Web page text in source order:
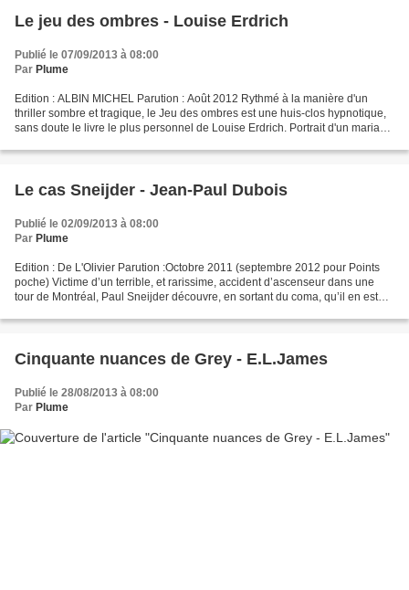
Le jeu des ombres - Louise Erdrich
Publié le 07/09/2013 à 08:00
Par Plume
Edition : ALBIN MICHEL Parution : Août 2012 Rythmé à la manière d'un
thriller sombre et tragique, le Jeu des ombres est une huis-clos hypnotique,
sans doute le livre le plus personnel de Louise Erdrich. Portrait d'un mariage
Le cas Sneijder - Jean-Paul Dubois
Publié le 02/09/2013 à 08:00
Par Plume
Edition : De L'Olivier Parution :Octobre 2011 (septembre 2012 pour Points
poche) Victime d’un terrible, et rarissime, accident d’ascenseur dans une
tour de Montréal, Paul Sneijder découvre, en sortant du coma, qu’il en est
Cinquante nuances de Grey - E.L.James
Publié le 28/08/2013 à 08:00
Par Plume